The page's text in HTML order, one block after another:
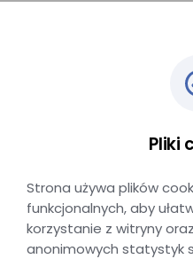
DlaPliki
Strona używa plików
funkcjonalnych, aby
korzystanie z witryny
anonimowych statystyk